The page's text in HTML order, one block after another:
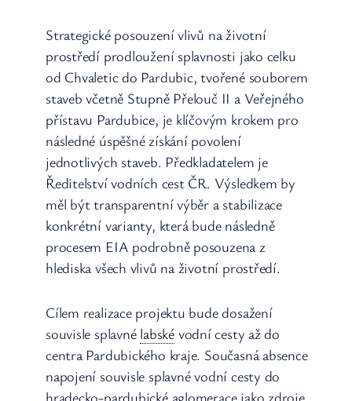
Strategické posouzení vlivů na životní
prostředí prodloužení splavnosti jako celku
od Chvaletic do Pardubic, tvořené souborem
staveb včetně Stupně Přelouč II a Veřejného
přístavu Pardubice, je klíčovým krokem pro
následné úspěšné získání povolení
jednotlivých staveb. Předkladatelem je
Ředitelství vodních cest ČR. Výsledkem by
měl být transparentní výběr a stabilizace
konkrétní varianty, která bude následně
procesem EIA podrobně posouzena z
hlediska všech vlivů na životní prostředí.
Cílem realizace projektu bude dosažení
souvisle splavné labskévodní cesty až do
centra Pardubického kraje. Současná absence
napojení souvisle splavné vodní cesty do
hradecko-pardubické aglomerace jako zdroje